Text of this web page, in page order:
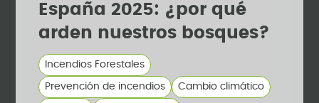
España 2025: ¿por qué
arden nuestros bosques?
Incendios Forestales
Prevención de incendios Cambio climático